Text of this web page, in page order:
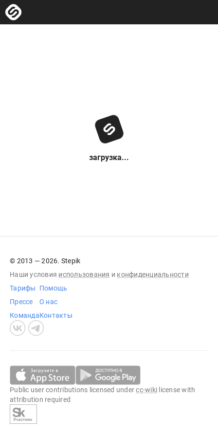
загрузка...
© 2013 — 2026. Stepik
Наши условия использования и конфиденциальности
Тарифы
Прессе
Команда
Помощь
О нас
Контакты
Public user contributions licensed undercc-wiki license with
attribution required